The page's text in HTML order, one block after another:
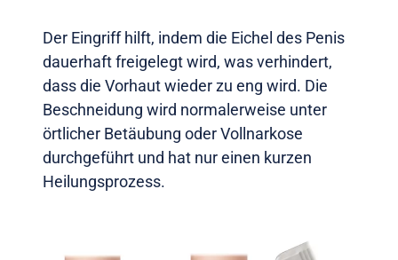
Der Eingriff hilft, indem die Eichel des Penis
dauerhaft freigelegt wird, was verhindert,
dass die Vorhaut wieder zu eng wird. Die
Beschneidung wird normalerweise unter
örtlicher Betäubung oder Vollnarkose
durchgeführt und hat nur einen kurzen
Heilungsprozess.